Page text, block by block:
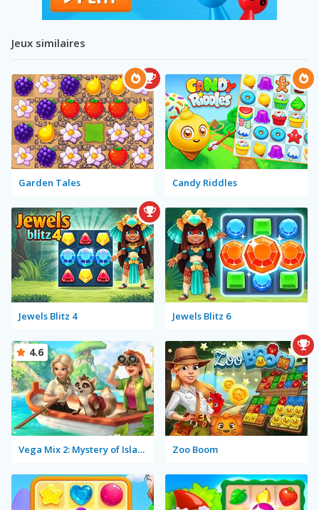
Jeux similaires
Garden Tales Candy Riddles
Jewels Blitz 4 Jewels Blitz 6
Vega Mix 2: Mystery of Island
4.6
Zoo Boom